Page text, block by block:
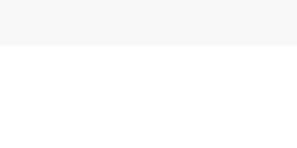
でいます。
所で仕事をしています。